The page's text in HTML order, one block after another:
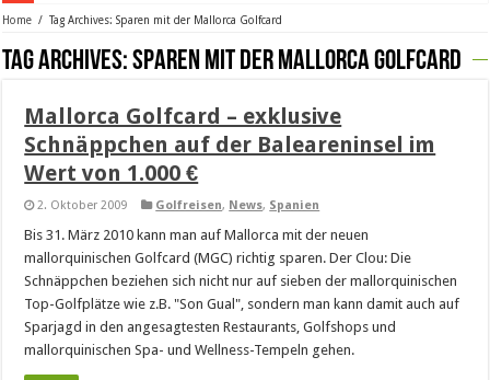
Home / Tag Archives: Sparen mit der Mallorca Golfcard
Tag Archives:Sparen mit der Mallorca Golfcard
Mallorca Golfcard – exklusive
Schnäppchen auf der Baleareninsel im
Wert von 1.000 €
2. Oktober 2009 Golfreisen, News, Spanien
Bis 31. März 2010 kann man auf Mallorca mit der neuen
mallorquinischen Golfcard (MGC) richtig sparen. Der Clou: Die
Schnäppchen beziehen sich nicht nur auf sieben der mallorquinischen
Top-Golfplätze wie z.B. "Son Gual", sondern man kann damit auch auf
Sparjagd in den angesagtesten Restaurants, Golfshops und
mallorquinischen Spa- und Wellness-Tempeln gehen.